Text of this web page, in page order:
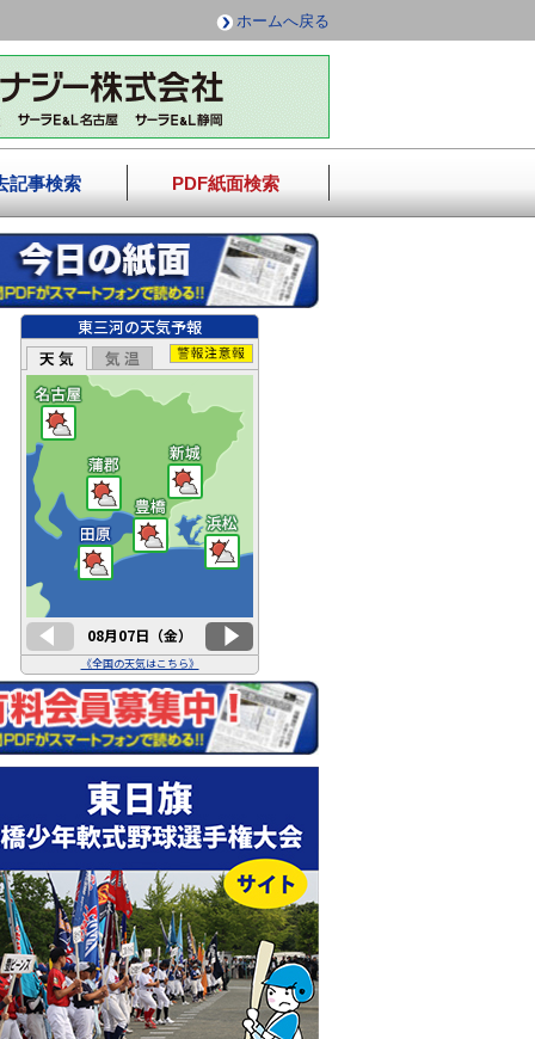
ホームへ戻る
記事検索 PDF紙面検索